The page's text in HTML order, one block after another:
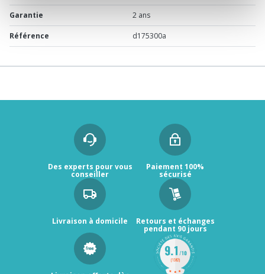
Garantie 2 ans
Référence d175300a
Des experts pour vous
conseiller
Paiement 100%
sécurisé
Livraison à domicile Retours et échanges
pendant 90 jours